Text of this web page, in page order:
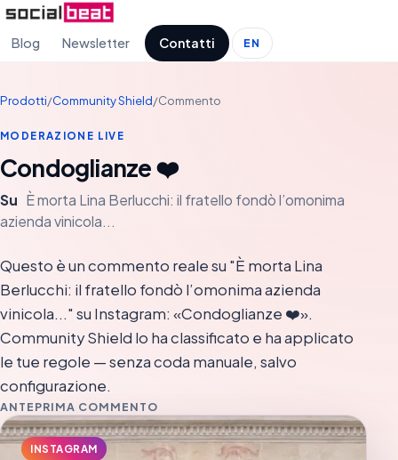
Blog Newsletter Contatti EN
Prodotti/Community Shield/Commento
MODERAZIONE LIVE
Condoglianze ❤️
Su È morta Lina Berlucchi: il fratello fondò l’omonima
azienda vinicola...
Questo è un commento reale su "È morta Lina
Berlucchi: il fratello fondò l’omonima azienda
vinicola..." su Instagram: «Condoglianze ❤️».
Community Shield lo ha classificato e ha applicato
le tue regole — senza coda manuale, salvo
configurazione.
ANTEPRIMA COMMENTO
INSTAGRAM